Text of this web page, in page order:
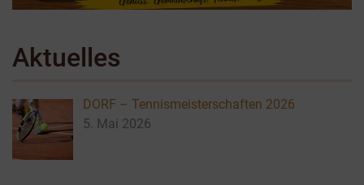
Aktuelles
DORF – Tennismeisterschaften 2026
5. Mai 2026